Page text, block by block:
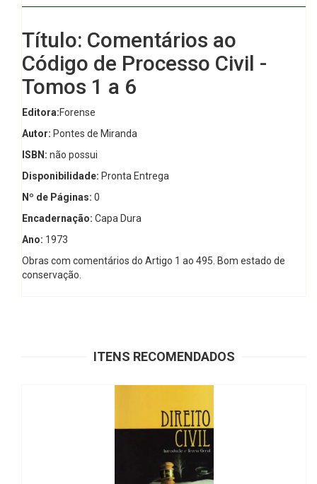
Título: Comentários ao
Código de Processo Civil -
Tomos 1 a 6
Editora:Forense
Autor: Pontes de Miranda
ISBN: não possui
Disponibilidade: Pronta Entrega
Nº de Páginas: 0
Encadernação: Capa Dura
Ano: 1973
Obras com comentários do Artigo 1 ao 495. Bom estado de
conservação.
ITENS RECOMENDADOS